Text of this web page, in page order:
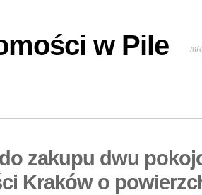
w Pile
zakupu dwu
Kraków o